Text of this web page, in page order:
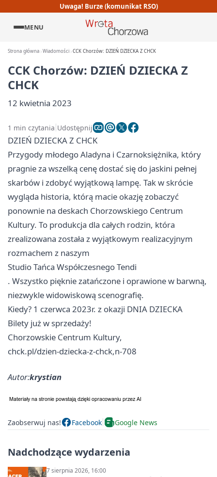
Uwaga! Burze (komunikat RSO)
MENU
Strona główna Wiadomości CCK Chorzów: DZIEŃ DZIECKA Z CHCK
CCK Chorzów: DZIEŃ DZIECKA Z
CHCK
12 kwietnia 2023
1 min czytania Udostępnij
DZIEŃ DZIECKA Z CHCK
Przygody młodego Aladyna i Czarnoksiężnika, który
pragnie za wszelką cenę dostać się do jaskini pełnej
skarbów i zdobyć wyjątkową lampę. Tak w skrócie
wygląda historia, którą macie okazję zobaczyć
ponownie na deskach Chorzowskiego Centrum
Kultury. To produkcja dla całych rodzin, która
zrealizowana została z wyjątkowym realizacyjnym
rozmachem z naszym
Studio Tańca Współczesnego Tendi
. Wszystko pięknie zatańczone i oprawione w barwną,
niezwykle widowiskową scenografię.
Kiedy? 1 czerwca 2023r. z okazji DNIA DZIECKA
Bilety już w sprzedaży!
Chorzowskie Centrum Kultury,
chck.pl/dzien-dziecka-z-chck,n-708
Autor:krystian
Zaobserwuj nas! Facebook Google News
Nadchodzące wydarzenia
7 sierpnia 2026, 16:00